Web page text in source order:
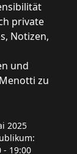
Die Farce
sticht
bei der
sein Buch
das
(1910) und
und die
und
private
Notizen,
und
zu
2025
- 19:00